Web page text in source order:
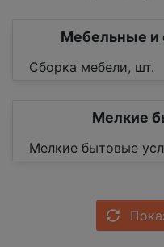
Мебельные и
Сборка мебели, шт.
Мелкие
Мелкие бытовые